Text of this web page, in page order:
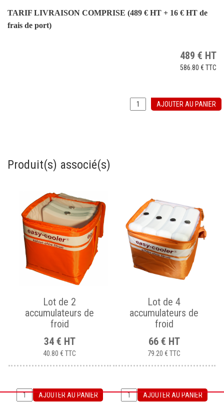
TARIF LIVRAISON COMPRISE (489 € HT + 16 € HT de
frais de port)
489 € HT
586.80 €TTC
AJOUTER AU PANIER
Produit(s) associé(s)
Lot de 2
accumulateurs de
froid
34€ HT
40.80 €TTC
AJOUTER AU PANIER
Lot de 4
accumulateurs de
froid
66€ HT
79.20 €TTC
AJOUTER AU PANIER